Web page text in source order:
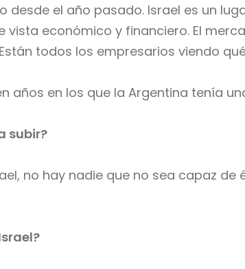
desde el año pasado. Israel es un
económico y financiero. El
todos los empresarios viendo
años en los que la Argentina tenía
subir?
no hay nadie que no sea capaz de